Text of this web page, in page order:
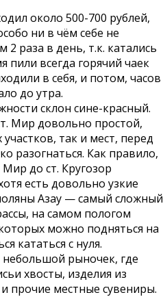
около 500-700 рублей,
ни в чём себе не
2 раза в день, т.к. катались
пили всегда горячий чаек
в себя, и потом, часов
до утра.
склон сине-красный.
Мир довольно простой,
так и мест, перед
разогнаться. Как правило,
до ст. Кругозор
есть довольно узкие
Азау — самый сложный
на самом пологом
можно подняться на
кататься с нуля.
небольшой рыночек, где
хвосты, изделия из
прочие местные сувениры.